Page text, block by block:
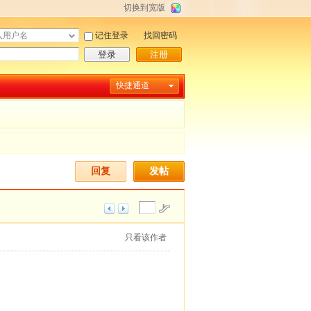
切换到宽版
记住登录
登录
找回密码
注册
快捷通道
发帖
回复
只看该作者